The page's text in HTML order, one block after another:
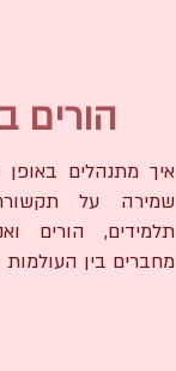
הורים
איך מתנהלים
שמירה על
תלמידים, הורים
מחברים בין העולמות